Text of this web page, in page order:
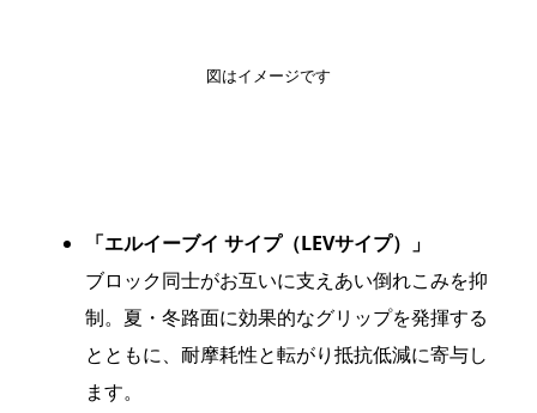
図はイメージです
「エルイーブイ サイプ（LEVサイプ）」
ブロック同士がお互いに支えあい倒れこみを抑
制。夏・冬路面に効果的なグリップを発揮する
とともに、耐摩耗性と転がり抵抗低減に寄与し
ます。